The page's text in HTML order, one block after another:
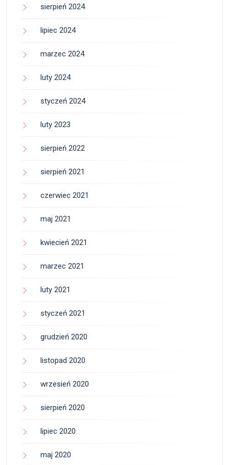
sierpień 2024
lipiec 2024
marzec 2024
luty 2024
styczeń 2024
luty 2023
sierpień 2022
sierpień 2021
czerwiec 2021
maj 2021
kwiecień 2021
marzec 2021
luty 2021
styczeń 2021
grudzień 2020
listopad 2020
wrzesień 2020
sierpień 2020
lipiec 2020
maj 2020